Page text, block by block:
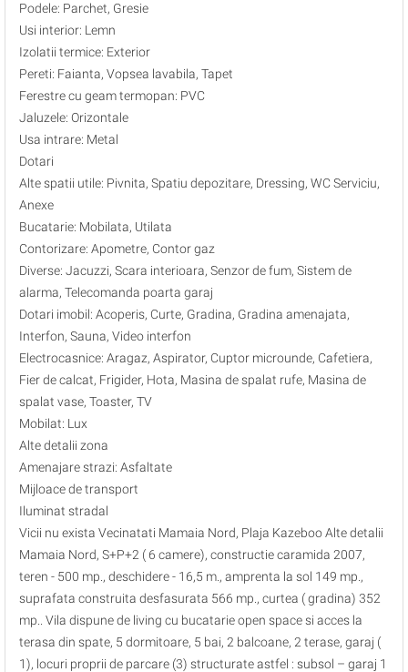
Podele: Parchet, Gresie
Usi interior: Lemn
Izolatii termice: Exterior
Pereti: Faianta, Vopsea lavabila, Tapet
Ferestre cu geam termopan: PVC
Jaluzele: Orizontale
Usa intrare: Metal
Dotari
Alte spatii utile: Pivnita, Spatiu depozitare, Dressing, WC Serviciu,
Anexe
Bucatarie: Mobilata, Utilata
Contorizare: Apometre, Contor gaz
Diverse: Jacuzzi, Scara interioara, Senzor de fum, Sistem de
alarma, Telecomanda poarta garaj
Dotari imobil: Acoperis, Curte, Gradina, Gradina amenajata,
Interfon, Sauna, Video interfon
Electrocasnice: Aragaz, Aspirator, Cuptor microunde, Cafetiera,
Fier de calcat, Frigider, Hota, Masina de spalat rufe, Masina de
spalat vase, Toaster, TV
Mobilat: Lux
Alte detalii zona
Amenajare strazi: Asfaltate
Mijloace de transport
Iluminat stradal
Vicii nu exista Vecinatati Mamaia Nord, Plaja Kazeboo Alte detalii
Mamaia Nord, S+P+2 ( 6 camere), constructie caramida 2007,
teren - 500 mp., deschidere - 16,5 m., amprenta la sol 149 mp.,
suprafata construita desfasurata 566 mp., curtea ( gradina) 352
mp.. Vila dispune de living cu bucatarie open space si acces la
terasa din spate, 5 dormitoare, 5 bai, 2 balcoane, 2 terase, garaj (
1), locuri proprii de parcare (3) structurate astfel : subsol – garaj 1